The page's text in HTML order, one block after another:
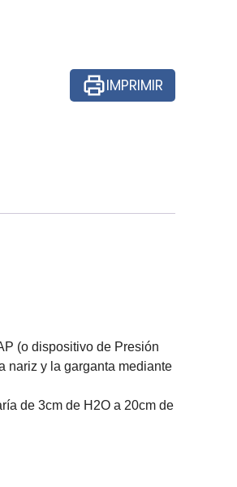
IMPRIMIR
(o dispositivo de Presión
nariz y la garganta mediante
de 3cm de H2O a 20cm de